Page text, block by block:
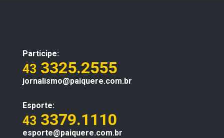
Participe:
43 3325.2555
jornalismo@paiquere.com.br
Esporte:
43 3379.1110
esporte@paiquere.com.br